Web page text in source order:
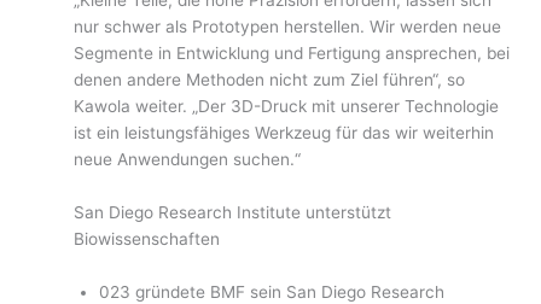
nur schwer als Prototypen herstellen. Wir werden neue
Segmente in Entwicklung und Fertigung ansprechen, bei
denen andere Methoden nicht zum Ziel führen“, so
Kawola weiter. „Der 3D-Druck mit unserer Technologie
ist ein leistungsfähiges Werkzeug für das wir weiterhin
neue Anwendungen suchen.“
San Diego Research Institute unterstützt
Biowissenschaften
023 gründete BMF sein San Diego Research